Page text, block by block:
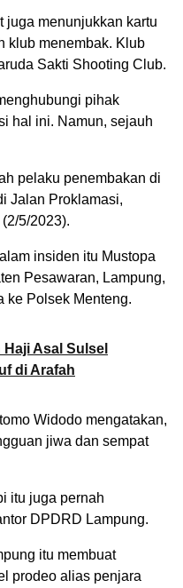
juga menunjukkan kartu
klub menembak. Klub
Sakti Shooting Club.
pihak
hal ini. Namun, sejauh
pelaku penembakan di
Jalan Proklamasi,
5/2023).
insiden itu Mustopa
Pesawaran, Lampung,
ke Polsek Menteng.
Haji Asal Sulsel
di Arafah
Widodo mengatakan,
jiwa dan sempat
itu juga pernah
DPDRD Lampung.
itu membuat
prodeo alias penjara